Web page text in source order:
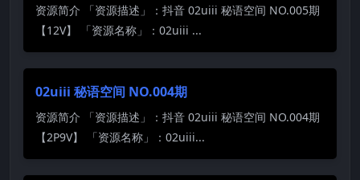
资源简介 「资源描述」：抖音 02uiii 秘语空间 NO.005期
【12V】 「资源名称」：02uiii ...
02uiii 秘语空间 NO.004期
资源简介 「资源描述」：抖音 02uiii 秘语空间 NO.004期
【2P9V】 「资源名称」：02uiii...